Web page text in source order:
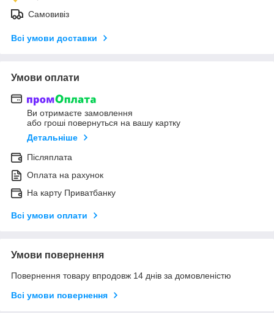
Самовивіз
Всі умови доставки
Умови оплати
Ви отримаєте замовлення
або гроші повернуться на вашу картку
Детальніше
Післяплата
Оплата на рахунок
На карту Приватбанку
Всі умови оплати
Умови повернення
Повернення товару впродовж 14 днів за домовленістю
Всі умови повернення